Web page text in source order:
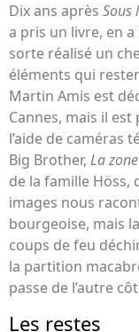
Dix ans après Sous
a pris un livre, en
sorte réalisé un
éléments qui
Martin Amis est
Cannes, mais il
l’aide de caméras
Big Brother, La
de la famille Höss,
images nous
bourgeoise, mais
coups de feu
la partition
passe de l’autre
Les restes